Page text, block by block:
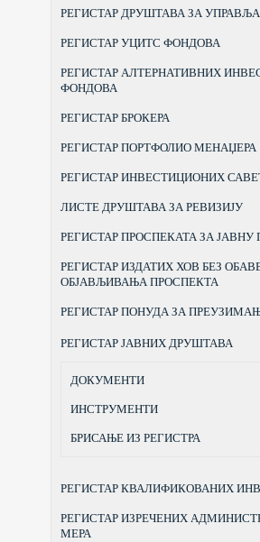
РЕГИСТАР ДРУШТАВА ЗА
РЕГИСТАР УЦИТС ФОНДОВА
РЕГИСТАР АЛТЕРНАТИВНИХ
ФОНДОВА
РЕГИСТАР БРОКЕРА
РЕГИСТАР ПОРТФОЛИО МЕНАЏЕРА
РЕГИСТАР ИНВЕСТИЦИОНИХ
ЛИСТЕ ДРУШТАВА ЗА РЕВИЗИЈУ
РЕГИСТАР ПРОСПЕКАТА ЗА ЈАВНУ
РЕГИСТАР ИЗДАТИХ ХОВ БЕЗ
ОБЈАВЉИВАЊА ПРОСПЕКТА
РЕГИСТАР ПОНУДА ЗА
РЕГИСТАР ЈАВНИХ ДРУШТАВА
ДОКУМЕНТИ
ИНСТРУМЕНТИ
БРИСАЊЕ ИЗ РЕГИСТРА
РЕГИСТАР КВАЛИФИКОВАНИХ
РЕГИСТАР ИЗРЕЧЕНИХ
МЕРА